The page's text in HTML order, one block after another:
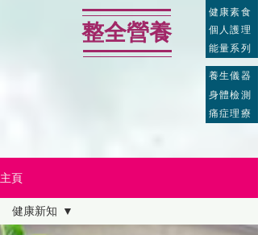
整全營養
個人護理
能量系列
健康素食
養生儀器
身體檢測
痛症理療
主頁
健康新知